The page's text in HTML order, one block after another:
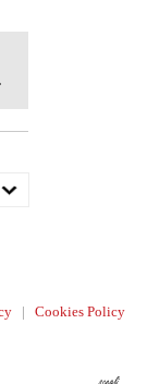
| Cookies Policy